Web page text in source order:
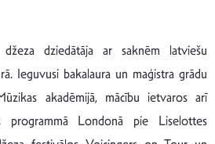
dziedātāja ar saknēm latviešu
Ieguvusi bakalaura un maģistra grādu
akadēmijā, mācību ietvaros arī
programmā Londonā pie Liselottes